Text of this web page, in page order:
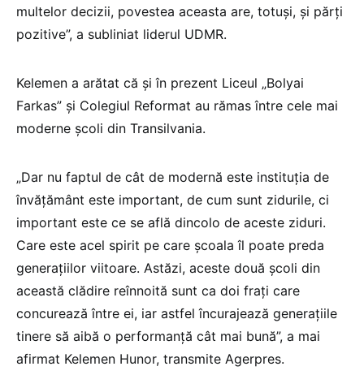
multelor decizii, povestea aceasta are, totuşi, şi părţi
pozitive”, a subliniat liderul UDMR.
Kelemen a arătat că şi în prezent Liceul „Bolyai
Farkas” şi Colegiul Reformat au rămas între cele mai
moderne şcoli din Transilvania.
„Dar nu faptul de cât de modernă este instituţia de
învăţământ este important, de cum sunt zidurile, ci
important este ce se află dincolo de aceste ziduri.
Care este acel spirit pe care şcoala îl poate preda
generaţiilor viitoare. Astăzi, aceste două şcoli din
această clădire reînnoită sunt ca doi fraţi care
concurează între ei, iar astfel încurajează generaţiile
tinere să aibă o performanţă cât mai bună”, a mai
afirmat Kelemen Hunor, transmite Agerpres.